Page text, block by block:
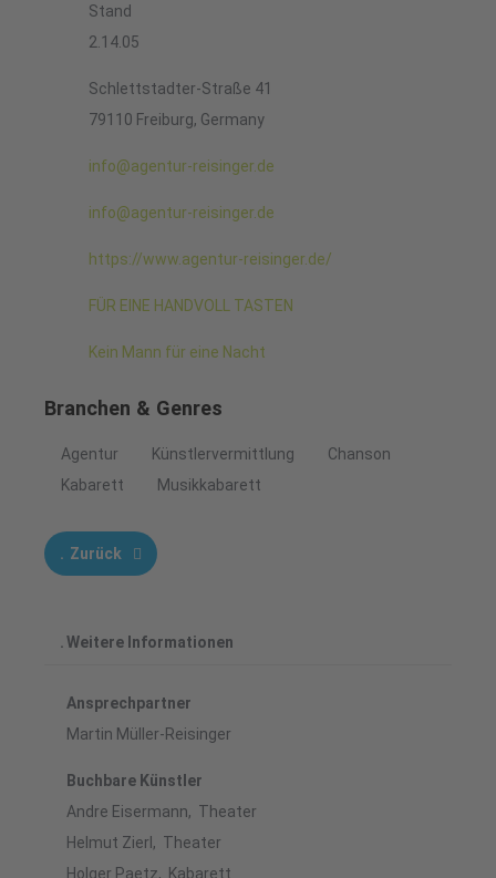
Stand
2.14.05
Schlettstadter-Straße 41
79110 Freiburg, Germany
info@agentur-reisinger.de
info@agentur-reisinger.de
https://www.agentur-reisinger.de/
FÜR EINE HANDVOLL TASTEN
Kein Mann für eine Nacht
Branchen & Genres
Agentur Künstlervermittlung
Chanson
Kabarett
Musikkabarett
Zurück
Weitere Informationen
Ansprechpartner
Martin Müller-Reisinger
Buchbare Künstler
Andre Eisermann, Theater
Helmut Zierl, Theater
Holger Paetz, Kabarett